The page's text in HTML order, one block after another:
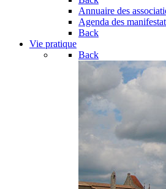
Annuaire des
Agenda des
Back
Vie pratique
Back